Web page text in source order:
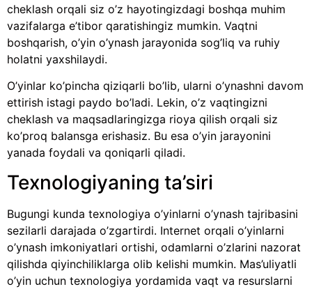
cheklash orqali siz o’z hayotingizdagi boshqa muhim
vazifalarga e’tibor qaratishingiz mumkin. Vaqtni
boshqarish, o’yin o’ynash jarayonida sog’liq va ruhiy
holatni yaxshilaydi.
O’yinlar ko’pincha qiziqarli bo’lib, ularni o’ynashni davom
ettirish istagi paydo bo’ladi. Lekin, o’z vaqtingizni
cheklash va maqsadlaringizga rioya qilish orqali siz
ko’proq balansga erishasiz. Bu esa o’yin jarayonini
yanada foydali va qoniqarli qiladi.
Texnologiyaning ta’siri
Bugungi kunda texnologiya o’yinlarni o’ynash tajribasini
sezilarli darajada o’zgartirdi. Internet orqali o’yinlarni
o’ynash imkoniyatlari ortishi, odamlarni o’zlarini nazorat
qilishda qiyinchiliklarga olib kelishi mumkin. Mas’uliyatli
o’yin uchun texnologiya yordamida vaqt va resurslarni